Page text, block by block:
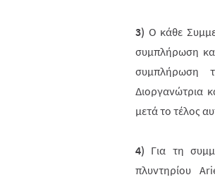
3) Ο κάθε
συμπλήρωση
συμπλήρωση
Διοργανώτρια
μετά το τέλος
4) Για τη
πλυντηρίου